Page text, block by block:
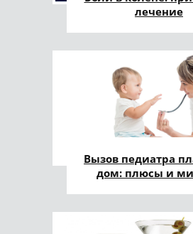
лечение
Вызов педиатра
дом: плюсы и